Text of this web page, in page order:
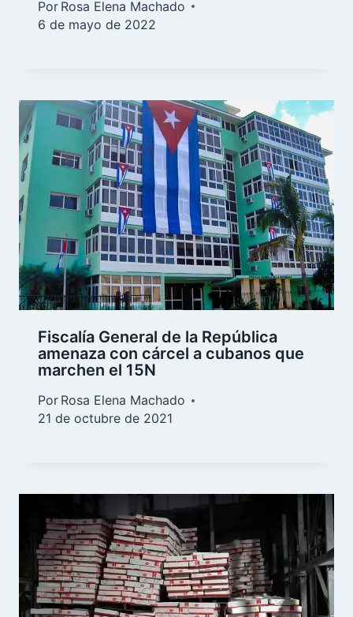
Por Rosa Elena Machado
6 de mayo de 2022
Fiscalía General de la República
amenaza con cárcel a cubanos que
marchen el 15N
Por Rosa Elena Machado
21 de octubre de 2021